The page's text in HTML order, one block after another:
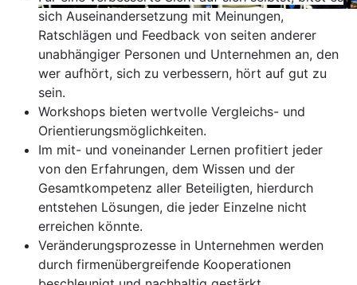
sich Auseinandersetzung mit Meinungen,
Ratschlägen und Feedback von seiten anderer
unabhängiger Personen und Unternehmen an, den
wer aufhört, sich zu verbessern, hört auf gut zu
sein.
Workshops bieten wertvolle Vergleichs- und
Orientierungsmöglichkeiten.
Im mit- und voneinander Lernen profitiert jeder
von den Erfahrungen, dem Wissen und der
Gesamtkompetenz aller Beteiligten, hierdurch
entstehen Lösungen, die jeder Einzelne nicht
erreichen könnte.
Veränderungsprozesse in Unternehmen werden
durch firmenübergreifende Kooperationen